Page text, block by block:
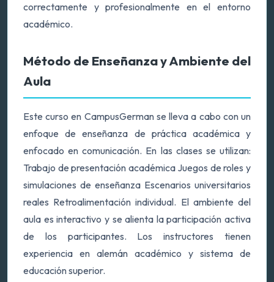
correctamente y profesionalmente en el entorno
académico.
Método de Enseñanza y Ambiente del
Aula
Este curso en CampusGerman se lleva a cabo con un
enfoque de enseñanza de práctica académica y
enfocado en comunicación. En las clases se utilizan:
Trabajo de presentación académica Juegos de roles y
simulaciones de enseñanza Escenarios universitarios
reales Retroalimentación individual. El ambiente del
aula es interactivo y se alienta la participación activa
de los participantes. Los instructores tienen
experiencia en alemán académico y sistema de
educación superior.